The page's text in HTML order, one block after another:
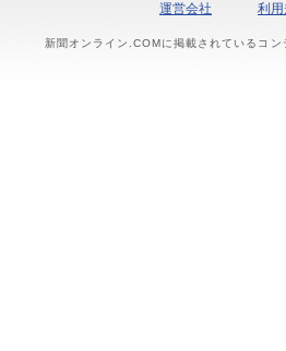
運営会社 利
新聞オンライン.COMに掲載されているコ